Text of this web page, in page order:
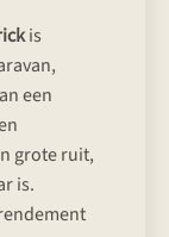
is
een
grote ruit,
is.